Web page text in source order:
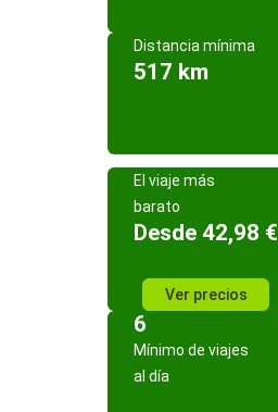
Distancia mínima
517 km
El viaje más
barato
Desde 42,98 €
Ver precios
6
Mínimo de viajes
al día